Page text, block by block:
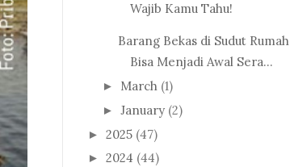
Wajib Kamu Tahu!
Barang Bekas di Sudut Rumah
Bisa Menjadi Awal Sera...
► March (1)
► January (2)
► 2025 (47)
► 2024 (44)